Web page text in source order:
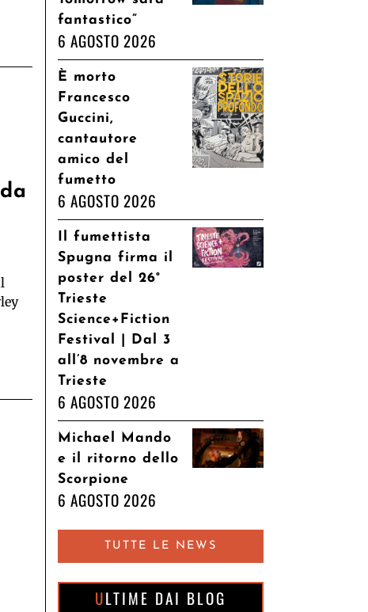
fantastico”
6 AGOSTO 2026
È morto
Francesco
Guccini,
cantautore
amico del
fumetto
6 AGOSTO 2026
Il fumettista
Spugna firma il
poster del 26°
Trieste
Science+Fiction
Festival | Dal 3
all’8 novembre a
Trieste
6 AGOSTO 2026
Michael Mando
e il ritorno dello
Scorpione
6 AGOSTO 2026
TUTTE LE NEWS
ULTIME DAI BLOG